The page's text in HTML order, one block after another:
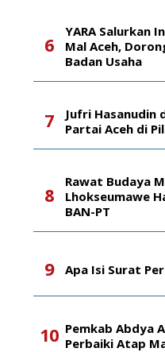
YARA Salurkan
Mal Aceh,
Badan Usaha
Jufri Hasanudin
Partai Aceh di
Rawat Budaya
Lhokseumawe
BAN-PT
Apa Isi Surat
Pemkab Abdya
Perbaiki Atap